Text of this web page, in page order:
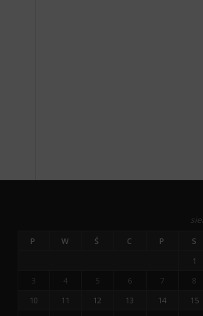
P W Ś C P S
1
3
4 5 6 7 8
10
11 12 13 14 15